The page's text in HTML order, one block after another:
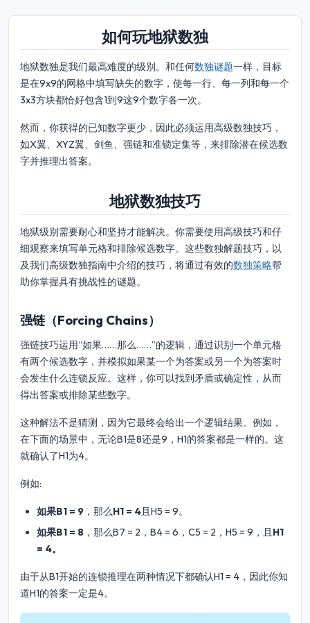
如何玩地狱数独
地狱数独是我们最高难度的级别。和任何数独谜题一样，目标
是在9x9的网格中填写缺失的数字，使每一行、每一列和每一个
3x3方块都恰好包含1到9这9个数字各一次。
然而，你获得的已知数字更少，因此必须运用高级数独技巧，
如X翼、XYZ翼、剑鱼、强链和准锁定集等，来排除潜在候选数
字并推理出答案。
地狱数独技巧
地狱级别需要耐心和坚持才能解决。你需要使用高级技巧和仔
细观察来填写单元格和排除候选数字。这些数独解题技巧，以
及我们高级数独指南中介绍的技巧，将通过有效的数独策略帮
助你掌握具有挑战性的谜题。
强链（Forcing Chains）
强链技巧运用“如果……那么……”的逻辑，通过识别一个单元格
有两个候选数字，并模拟如果某一个为答案或另一个为答案时
会发生什么连锁反应。这样，你可以找到矛盾或确定性，从而
得出答案或排除某些数字。
这种解法不是猜测，因为它最终会给出一个逻辑结果。例如，
在下面的场景中，无论B1是8还是9，H1的答案都是一样的。这
就确认了H1为4。
例如:
如果B1 = 9 ，那么H1 = 4且H5 = 9。
如果B1 = 8 ，那么B7 = 2，B4 = 6，C5 = 2，H5 = 9，且 H1
= 4。
由于从B1开始的连锁推理在两种情况下都确认H1 = 4，因此你知
道H1的答案一定是4。